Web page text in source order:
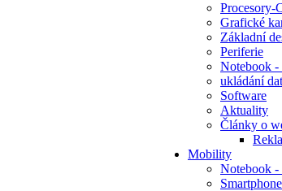
Procesory-
Grafické
Základní
Periferie
Notebook
ukládání
Software
Aktuality
Články o
Mobility
Notebook
Smartphone